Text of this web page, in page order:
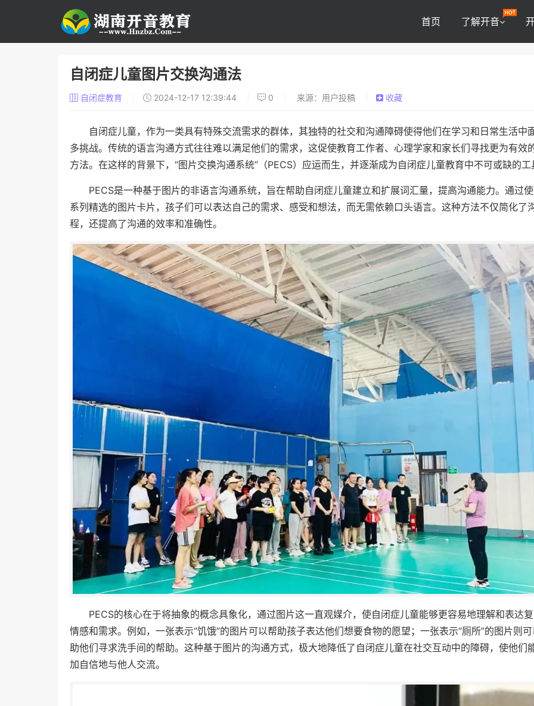
首页 了解开音
自闭症儿童图片交换沟通法
自闭症教育 2024-12-17 12:39:44 0 来源：用户投稿 收藏
自闭症儿童，作为一类具有特殊交流需求的群体，其独特的社交和沟通障碍使得他们在学习和日常生活中
多挑战。传统的语言沟通方式往往难以满足他们的需求，这促使教育工作者、心理学家和家长们寻找更为有效
方法。在这样的背景下，“图片交换沟通系统”（PECS）应运而生，并逐渐成为自闭症儿童教育中不可或缺的工
PECS是一种基于图片的非语言沟通系统，旨在帮助自闭症儿童建立和扩展词汇量，提高沟通能力。通过
系列精选的图片卡片，孩子们可以表达自己的需求、感受和想法，而无需依赖口头语言。这种方法不仅简化了
程，还提高了沟通的效率和准确性。
PECS的核心在于将抽象的概念具象化，通过图片这一直观媒介，使自闭症儿童能够更容易地理解和表达
情感和需求。例如，一张表示“饥饿”的图片可以帮助孩子表达他们想要食物的愿望；一张表示“厕所”的图片则
助他们寻求洗手间的帮助。这种基于图片的沟通方式，极大地降低了自闭症儿童在社交互动中的障碍，使他们
加自信地与他人交流。